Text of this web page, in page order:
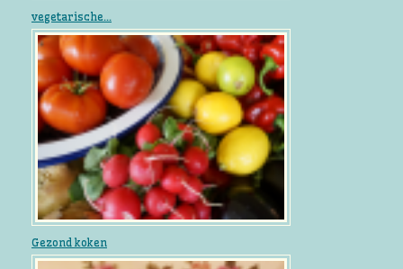
vegetarische...
Gezond koken